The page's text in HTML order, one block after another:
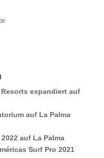
expandiert auf
auf La Palma
auf La Palma
Surf Pro 2021